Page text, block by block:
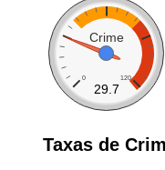
Crime
0 120
29.7
Taxas de